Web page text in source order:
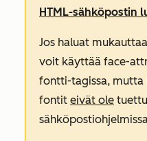
HTML-sähköpostin
Jos haluat
voit käyttää face-
fontti-tagissa, mutta
fontit eivät ole